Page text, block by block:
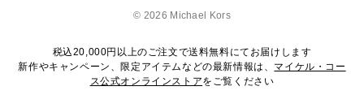
© 2026 Michael Kors
税込20,000円以上のご注文で送料無料にてお届けします
新作やキャンペーン、限定アイテムなどの最新情報は、 マイケル・コー
ス公式オンラインストアをご覧ください